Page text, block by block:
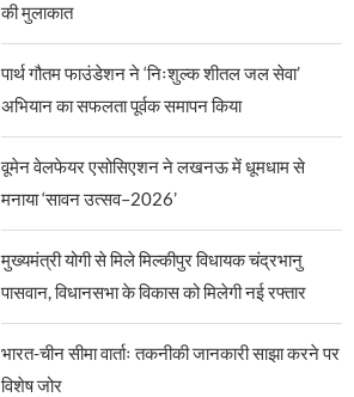
की मुलाकात
पार्थ गौतम फाउंडेशन ने ‘निःशुल्क शीतल जल सेवा’
अभियान का सफलता पूर्वक समापन किया
वूमेन वेलफेयर एसोसिएशन ने लखनऊ में धूमधाम से
मनाया ‘सावन उत्सव–2026’
मुख्यमंत्री योगी से मिले मिल्कीपुर विधायक चंद्रभानु
पासवान, विधानसभा के विकास को मिलेगी नई रफ्तार
भारत-चीन सीमा वार्ताः तकनीकी जानकारी साझा करने पर
विशेष जोर